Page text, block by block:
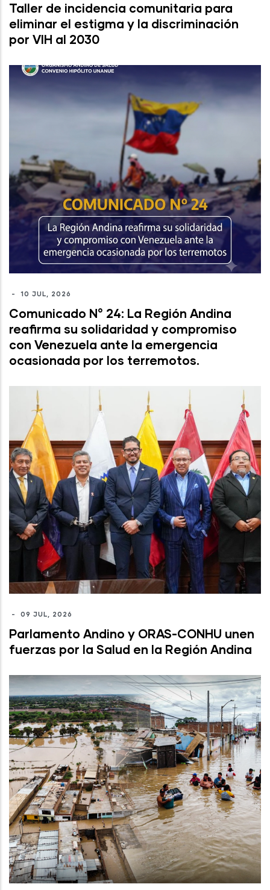
Taller de incidencia comunitaria para
eliminar el estigma y la discriminación
por VIH al 2030
- 10 JUL, 2026
Comunicado N° 24: La Región Andina
reafirma su solidaridad y compromiso
con Venezuela ante la emergencia
ocasionada por los terremotos.
- 09 JUL, 2026
Parlamento Andino y ORAS-CONHU unen
fuerzas por la Salud en la Región Andina